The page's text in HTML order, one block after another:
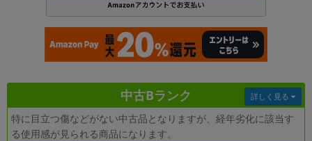
中古Bランク
特に目立つ傷などがない中古品となりますが、経年劣化に該当す
る使用感が見られる商品になります。
詳しく見る
年
年 月 まで
ただし機能別のみ「and検索」となります。